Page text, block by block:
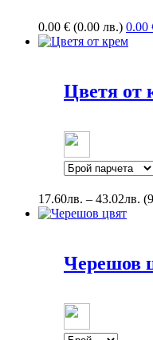
0.00 € (0.00 лв.) 0.00
Цветя от
17.60лв. – 43.02лв.
Черешов